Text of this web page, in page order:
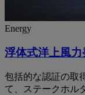
Energy
浮体式洋上風
包括的な認証の取
て、ステークホル